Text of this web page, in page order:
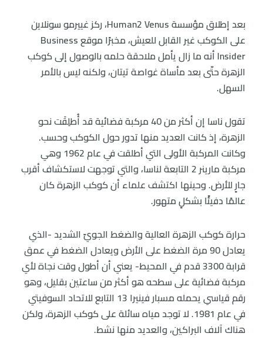
بعد إطلاق مؤسسة Human2 Venus، ركز غييرمو سونلاين
على الكوكب غير القابل للعيش، مخبرًا موقع Business
Insider أنه ما زال يأمل ملاحقة حلمه بالوصول إلى كوكب
الزهرة حتّى بعد مأساة غواصة تيتان، ولكنه ليس بالأمر
السهل.
تقول ناسا إن أكثر من 40 مركبة فضائية قد أُطلِقَت نحو
الزهرة، إذ كانت العديد منها تدور حول الكوكب وحسب.
وكانت المركبة الأولى التي أطلقت في عام 1962 وهي
مركبة مارينر 2 التابعة لناسا، والتي توجهت لاستكشاف أقرب
جارٍ للأرض. وحينها اكتشف علماء أن كوكب الزهرة كان
عالمًا دفيئًا بشكلٍ متهور.
حرارة كوكب الزهرة العالية والضغط الجويّ الشديد -الذي
يعادل 90 مرة الضغط على الأرض ويعادل الضغط في عمق
قرابة 3300 قدم في المحيط- يعني أن أطول وقت نجاة لأي
مركبة فضائية على سطحه هو أكثر من ساعتين بقليل، وهو
رقم قياسي يحمله مسبار فينيرا 13 التابع للاتحاد السوفيتي
في عام 1981. لا توجد مياه سائلة على كوكب الزهرة، ولكن
هناك آلاف البراكين، والعديد منها نشط.